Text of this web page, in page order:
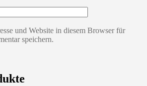
und Website in diesem Browser für
speichern.